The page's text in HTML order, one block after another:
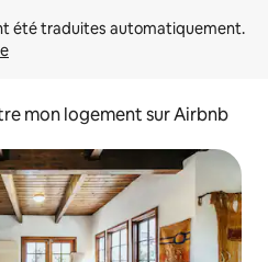
mon logement sur Airbnb